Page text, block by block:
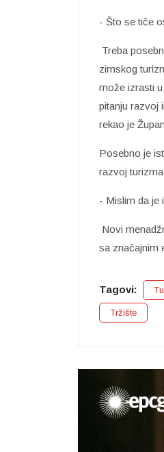
- Što se tiče
Treba
zimskog
može izrasti
pitanju razvoj
rekao je
Posebno je
razvoj
- Mislim da je
Novi
sa značajnim
Tagovi:
Tržište